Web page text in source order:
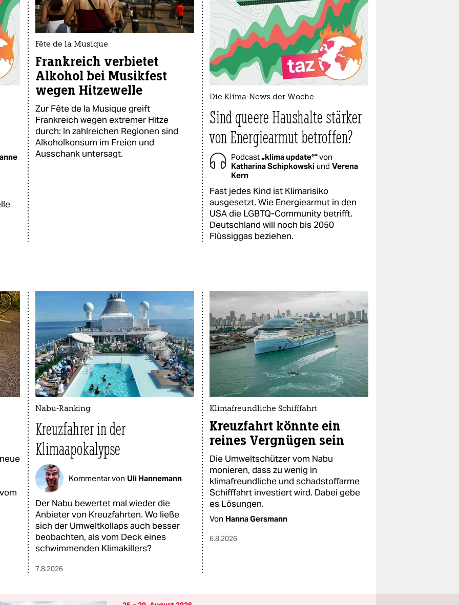
Fête de la Musique
Frankreich verbietet
Alkohol bei Musikfest
wegen Hitzewelle
Zur Fête de la Musique greift
Frankreich wegen extremer Hitze
durch: In zahlreichen Regionen sind
Alkoholkonsum im Freien und
Ausschank untersagt.
Die Klima-News der Woche
Sind queere Haushalte stärker
von Energiearmut betroffen?
Podcast„klima update°“von
Katharina Schipkowski und Verena
Kern
Fast jedes Kind ist Klimarisiko
ausgesetzt. Wie Energiearmut in den
USA die LGBTQ-Community betrifft.
Deutschland will noch bis 2050
Flüssiggas beziehen.
Nabu-Ranking
Kreuzfahrer in der
Klimaapokalypse
Kommentar von Uli Hannemann
Der Nabu bewertet mal wieder die
Anbieter von Kreuzfahrten. Wo ließe
sich der Umweltkollaps auch besser
beobachten, als vom Deck eines
schwimmenden Klimakillers?
7.8.2026
Klimafreundliche Schifffahrt
Kreuzfahrt könnte ein
reines Vergnügen sein
Die Umweltschützer vom Nabu
monieren, dass zu wenig in
klimafreundliche und schadstoffarme
Schifffahrt investiert wird. Dabei gebe
es Lösungen.
Von Hanna Gersmann
6.8.2026